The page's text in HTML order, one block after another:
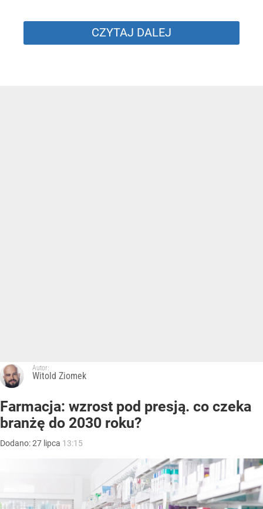
CZYTAJ DALEJ
Autor:
Witold Ziomek
Farmacja: wzrost pod presją. co czeka
branżę do 2030 roku?
Dodano:27 lipca 13:15